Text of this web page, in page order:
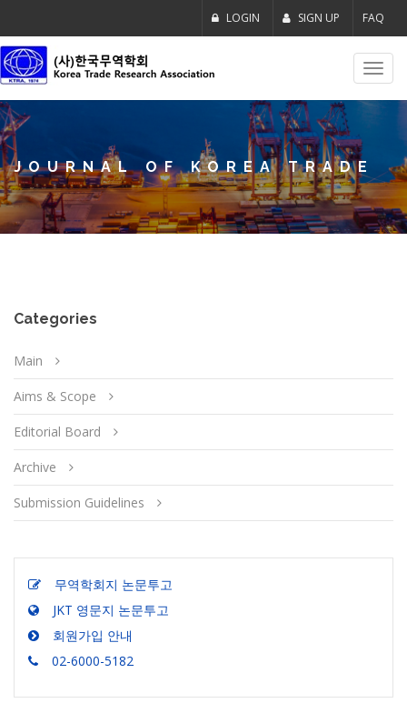
LOGIN SIGN UP FAQ
JOURNAL OF KOREA TRADE
Categories
Main
Aims & Scope
Editorial Board
Archive
Submission Guidelines
무역학회지 논문투고
JKT 영문지 논문투고
회원가입 안내
02-6000-5182